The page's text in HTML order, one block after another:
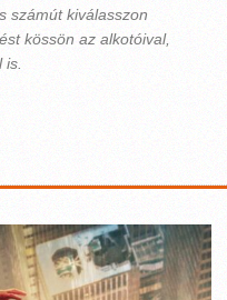
számút kiválasszon
kössön az alkotóival,